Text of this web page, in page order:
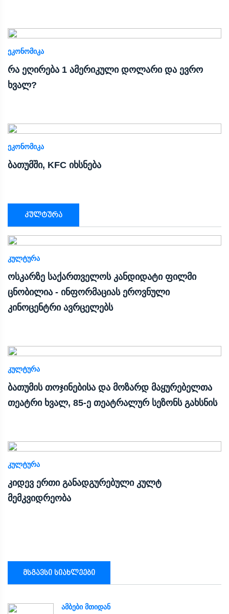
ᲔᲙᲝᲜᲝᲛᲘᲙᲐ
რა ეღირება 1 ამერიკული დოლარი და ევრო
ხვალ?
ᲔᲙᲝᲜᲝᲛᲘᲙᲐ
ბათუმში, KFC იხსნება
კულტურა
ᲙᲣᲚᲢᲣᲠᲐ
ოსკარზე საქართველოს კანდიდატი ფილმი
ცნობილია - ინფორმაციას ეროვნული
კინოცენტრი ავრცელებს
ᲙᲣᲚᲢᲣᲠᲐ
ბათუმის თოჯინებისა და მოზარდ მაყურებელთა
თეატრი ხვალ, 85-ე თეატრალურ სეზონს გახსნის
ᲙᲣᲚᲢᲣᲠᲐ
კიდევ ერთი განადგურებული კულტ
მემკვიდრეობა
მსგავსი სიახლეები
ᲐᲛᲑᲔᲑᲘ ᲛᲗᲘᲓᲐᲜ